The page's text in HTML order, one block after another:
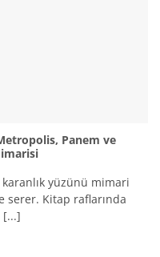
Panem ve
yüzünü mimari
serer. Kitap raflarında
[...]